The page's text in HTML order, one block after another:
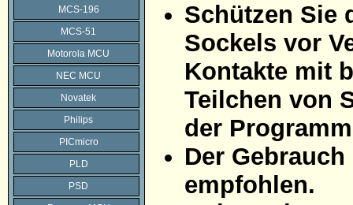
MCS-196
MCS-51
Motorola MCU
NEC MCU
Novatek
Philips
PICmicro
PLD
PSD
Schützen Sie
Sockels vor
Kontakte mit
Teilchen von
der
Der
empfohlen.